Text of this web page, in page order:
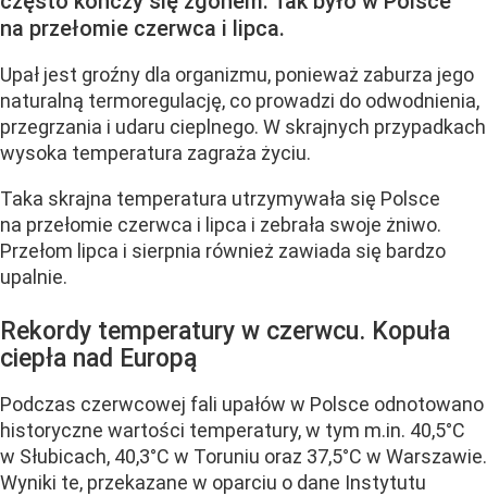
na przełomie czerwca i lipca.
Upał jest groźny dla organizmu, ponieważ zaburza jego
naturalną termoregulację, co prowadzi do odwodnienia,
przegrzania i udaru cieplnego. W skrajnych przypadkach
wysoka temperatura zagraża życiu.
Taka skrajna temperatura utrzymywała się Polsce
na przełomie czerwca i lipca i zebrała swoje żniwo.
Przełom lipca i sierpnia również zawiada się bardzo
upalnie.
Rekordy temperatury w czerwcu. Kopuła
ciepła nad Europą
Podczas czerwcowej fali upałów w Polsce odnotowano
historyczne wartości temperatury, w tym m.in. 40,5°C
w Słubicach, 40,3°C w Toruniu oraz 37,5°C w Warszawie.
Wyniki te, przekazane w oparciu o dane Instytutu